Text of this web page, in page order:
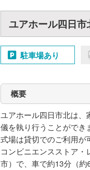
ユアホール四日市
駐車場あり
概要
ユアホール四日市北は、
儀を執り行うことができ
式場は貸切でのご利用が
コンビニエンスストア
市）で、車で約13分（約